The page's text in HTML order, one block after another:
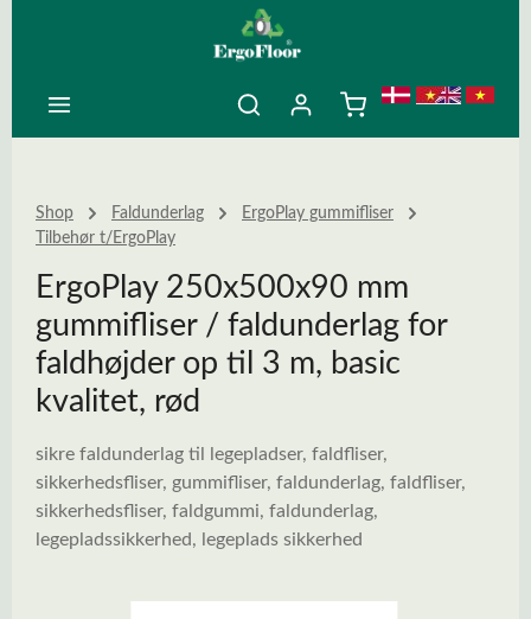
Shop Faldunderlag
ErgoPlay gummifliser
Tilbehør t/ErgoPlay
ErgoPlay 250x500x90 mm
gummifliser / faldunderlag for
faldhøjder op til 3 m, basic
kvalitet, rød
sikre faldunderlag til legepladser, faldfliser,
sikkerhedsfliser, gummifliser, faldunderlag, faldfliser,
sikkerhedsfliser, faldgummi, faldunderlag,
legepladssikkerhed, legeplads sikkerhed